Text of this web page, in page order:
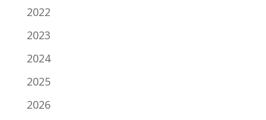
2022
2023
2024
2025
2026